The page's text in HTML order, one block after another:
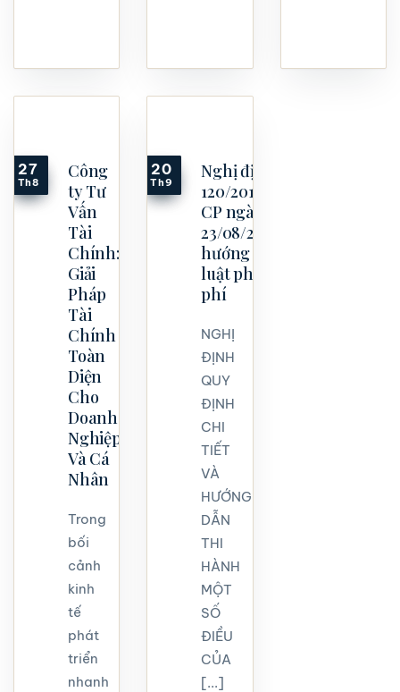
Công
ty Tư
Vấn
Tài
Chính:
Giải
Pháp
Tài
Chính
Toàn
Diện
Cho
Doanh
Nghiệp
Và Cá
Nhân
Trong
bối
cảnh
kinh
tế
phát
triển
nhanh
27
Th8
Nghị định
120/2016/NĐ-
CP ngày
23/08/2016
hướng dẫn
luật phí và lệ
phí
NGHỊ
ĐỊNH
QUY
ĐỊNH
CHI
TIẾT
VÀ
HƯỚNG
DẪN
THI
HÀNH
MỘT
SỐ
ĐIỀU
CỦA
[...]
20
Th9